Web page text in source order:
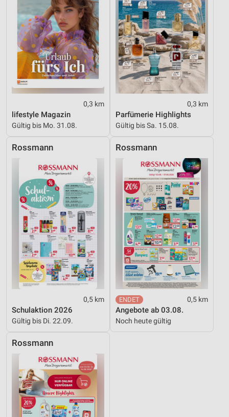
0,3 km
lifestyle Magazin
Gültig bis Mo. 31.08.
0,3 km
Parfümerie Highlights
Gültig bis Sa. 15.08.
Rossmann
0,5 km
Schulaktion 2026
Gültig bis Di. 22.09.
Rossmann
0,5 km
Angebote ab 03.08.
Noch heute gültig
Rossmann
Funktional
Werbung